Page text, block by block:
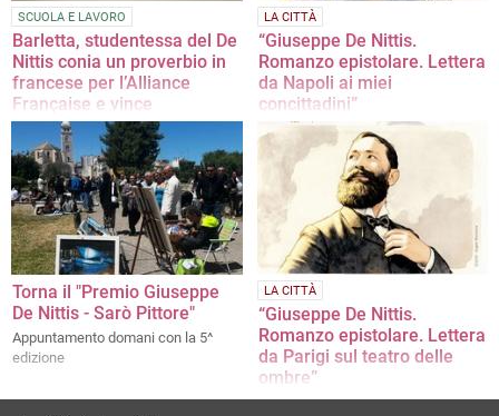
SCUOLA E LAVORO
Barletta, studentessa del De
Nittis conia un proverbio in
francese per l’Alliance
Française e vince
Alla cerimonia di premiazione verrà
consegnata una copia del dizionario
“Le petit Robert” a Ester Lanciano
LA CITTÀ
“Giuseppe De Nittis.
Romanzo epistolare. Lettera
da Napoli ai miei
concittadini”
Il racconto di Giuseppe Lagrasta
Torna il "Premio Giuseppe
De Nittis - Sarò Pittore"
Appuntamento domani con la 5^
edizione
LA CITTÀ
“Giuseppe De Nittis.
Romanzo epistolare. Lettera
da Parigi sul teatro delle
ombre”
L’opera di Giuseppe Lagrasta